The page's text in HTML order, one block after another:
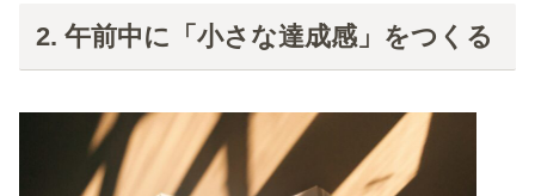
2. 午前中に「小さな達成感」をつくる